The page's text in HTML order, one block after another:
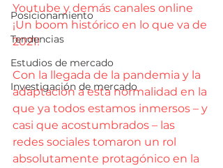
Posicionamiento
Tendencias
Estudios de mercado
Investigación de mercado
Youtube y demás canales online
¡Un boom histórico en lo que va de
2021!
Con la llegada de la pandemia y la
adaptación a esta normalidad en la
que ya todos estamos inmersos – y
casi que acostumbrados – las
redes sociales tomaron un rol
absolutamente protagónico en la